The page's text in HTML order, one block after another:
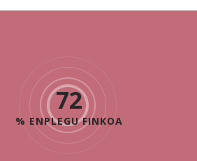
72
% ENPLEGU FINKOA